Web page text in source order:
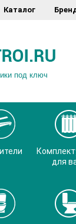
Каталог
под ключ
для